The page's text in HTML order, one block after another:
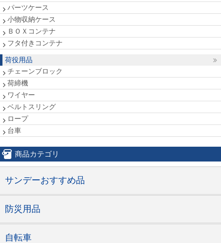
パーツケース
小物収納ケース
ＢＯＸコンテナ
フタ付きコンテナ
荷役用品
チェーンブロック
荷締機
ワイヤー
ベルトスリング
ロープ
台車
商品カテゴリ
サンデーおすすめ品
防災用品
自転車